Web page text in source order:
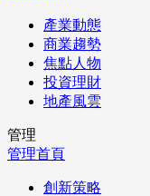
產業動態
商業趨勢
焦點人物
投資理財
地產風雲
管理
管理首頁
創新策略